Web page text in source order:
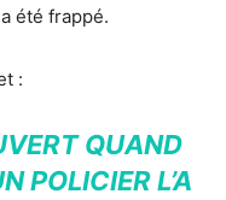
été frappé.
:
QUAND
POLICIER L’A